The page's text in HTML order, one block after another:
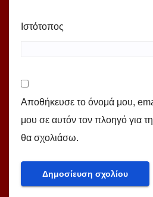
Ιστότοπος
Αποθήκευσε το όνομά μου,
μου σε αυτόν τον πλοηγό για
θα σχολιάσω.